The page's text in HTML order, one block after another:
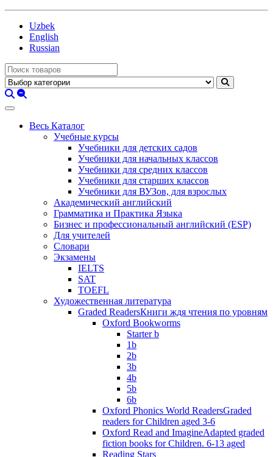
Uzbek
English
Russian
Весь Каталог
Учебные курсы
Учебники для детских садов
Учебники для начальных классов
Учебники для средних классов
Учебники для старших классов
Учебники для ВУЗов, для взрослых
Академический английский
Грамматика и Практика Языка
Бизнес и профессиональный английский (ESP)
Для учителей
Словари
Экзамены
IELTS
SAT
TOEFL
Художественная литература
Graded ReadersКниги ждя чтения по уровням
Oxford Bookworms
Starter b
1b
2b
3b
4b
5b
6b
Oxford Phonics World ReadersGraded
readers for Children aged 3-6
Oxford Read and ImagineAdapted graded
fiction books for Children. 6-13 aged
Reading Stars